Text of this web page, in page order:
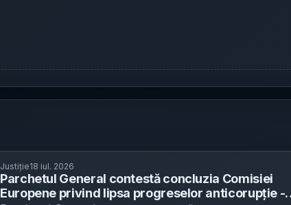
Justiție18 iul. 2026
Parchetul General contestă concluzia Comisiei
Europene privind lipsa progreselor anticorupție -